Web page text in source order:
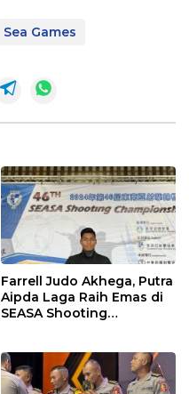
Sea Games
Farrell Judo Akhega, Putra
Aipda Laga Raih Emas di
SEASA Shooting